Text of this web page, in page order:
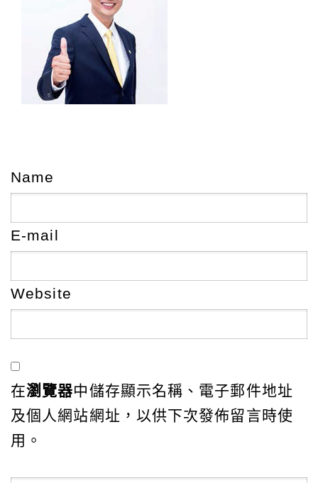
Name
E-mail
Website
在瀏覽器中儲存顯示名稱、電子郵件地址
及個人網站網址，以供下次發佈留言時使
用。